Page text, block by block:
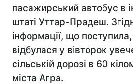
пасажирський автобус в
штаті Уттар-Прадеш.
інформації, що поступила,
відбулася у вівторок
сільській дорозі в 60
міста Агра.